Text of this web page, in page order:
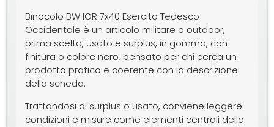
Binocolo BW IOR 7x40 Esercito Tedesco
Occidentale è un articolo militare o outdoor,
prima scelta, usato e surplus, in gomma, con
finitura o colore nero, pensato per chi cerca un
prodotto pratico e coerente con la descrizione
della scheda.
Trattandosi di surplus o usato, conviene leggere
condizioni e misure come elementi centrali della